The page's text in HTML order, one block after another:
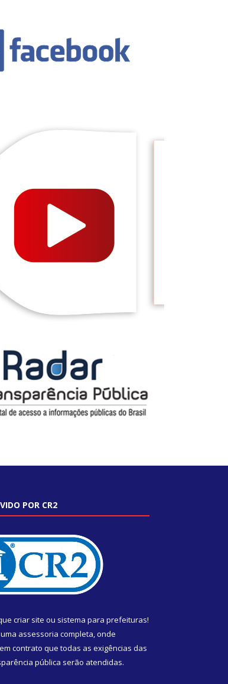
POR CR2
criar site ou sistema para prefeituras!
assessoria completa, onde
contrato que todas as exigências das
pública serão atendidas.